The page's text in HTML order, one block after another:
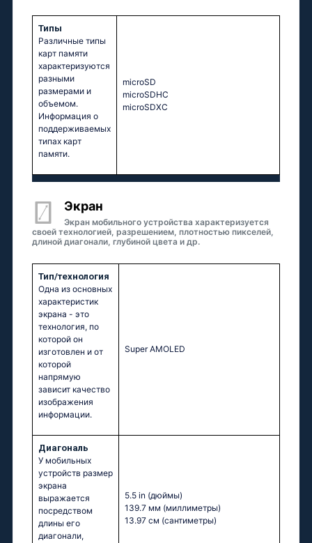
Типы
Различные типы
карт памяти
характеризуются
разными
размерами и
объемом.
Информация о
поддерживаемых
типах карт
памяти.
microSD
microSDHC
microSDXC
Экран
Экран мобильного устройства характеризуется
своей технологией, разрешением, плотностью пикселей,
длиной диагонали, глубиной цвета и др.
Тип/технология
Одна из основных
характеристик
экрана - это
технология, по
которой он
изготовлен и от
которой
напрямую
зависит качество
изображения
информации.
Super AMOLED
Диагональ
У мобильных
устройств размер
экрана
выражается
посредством
длины его
диагонали,
5.5 in (дюймы)
139.7 мм (миллиметры)
13.97 см (сантиметры)